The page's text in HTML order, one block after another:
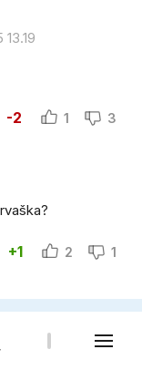
-2 1 3
+1 2 1